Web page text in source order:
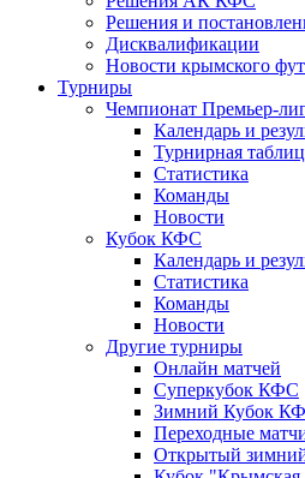
Решения и
Дисквалификации
Новости крымского
Турниры
Чемпионат Премьер-
Календарь и
Турнирная
Статистика
Команды
Новости
Кубок КФС
Календарь и
Статистика
Команды
Новости
Другие турниры
Онлайн матчей
Суперкубок КФС
Зимний Кубок
Переходные
Открытый